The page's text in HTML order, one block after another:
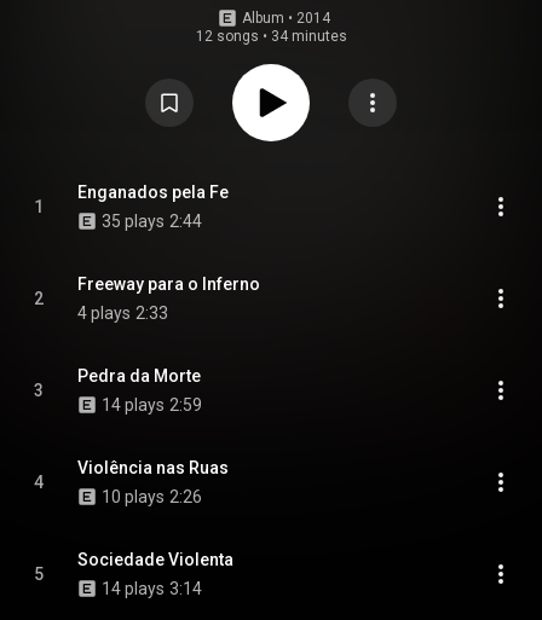
Album • 2014
12 songs • 34 minutes
1
Enganados pela Fe
35 plays 2:44
2
Freeway para o Inferno
4 plays 2:33
3
Pedra da Morte
14 plays 2:59
4
Violência nas Ruas
10 plays 2:26
5
Sociedade Violenta
14 plays 3:14